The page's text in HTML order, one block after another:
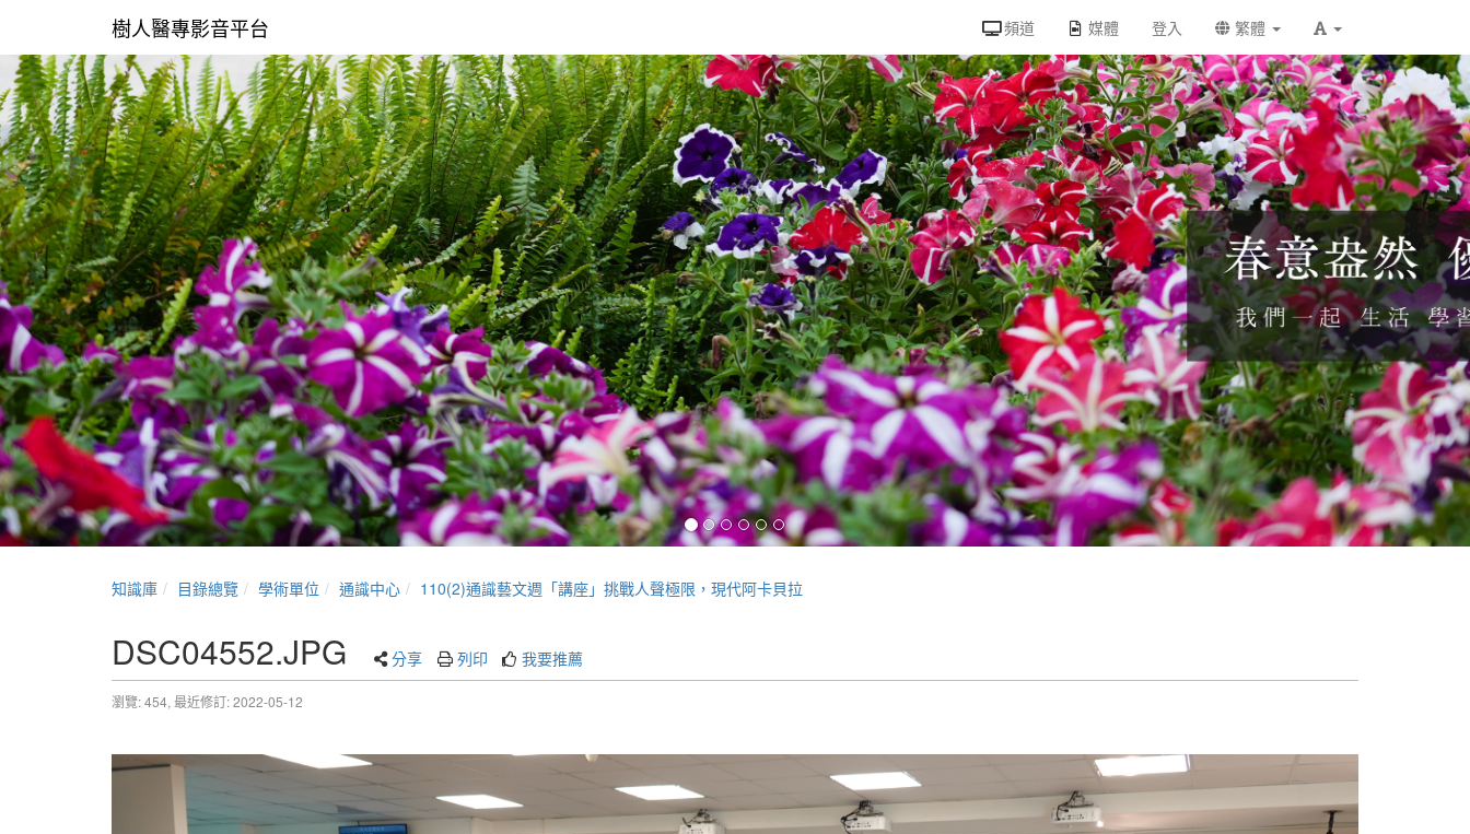
樹人醫專影音平台 頻道 媒體 登入 繁體
知識庫 目錄總覽 學術單位 通識中心 110(2)通識藝文週「講座」挑戰人聲極限，現代阿卡貝拉
DSC04552.JPG 分享 列印 我要推薦
瀏覽: 454, 最近修訂: 2022-05-12